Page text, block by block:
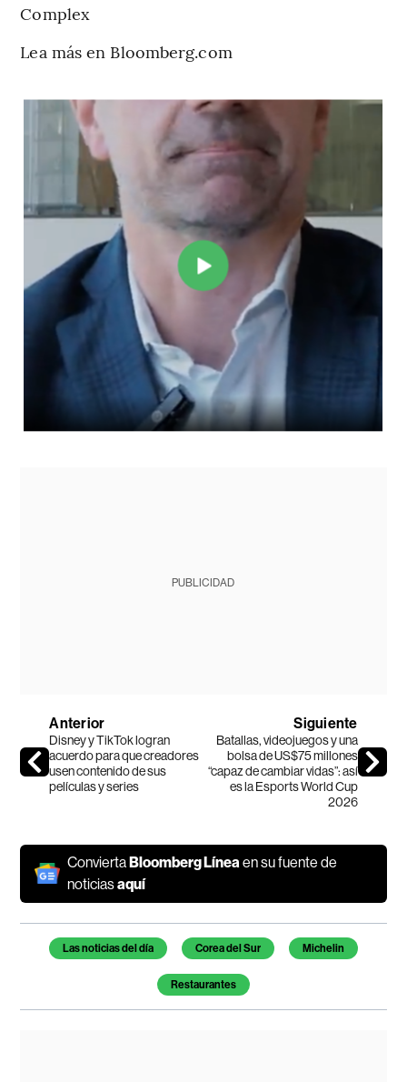
Complex
Lea más en Bloomberg.com
PUBLICIDAD
Anterior
Disney y TikTok logran
acuerdo para que creadores
usen contenido de sus
películas y series
Siguiente
Batallas, videojuegos y una
bolsa de US$75 millones
“capaz de cambiar vidas”: así
es la Esports World Cup
2026
ConviertaBloomberg Línea en su fuente de
noticiasaquí
Temas de este artículo
Las noticias del día Corea del Sur Michelin
Restaurantes